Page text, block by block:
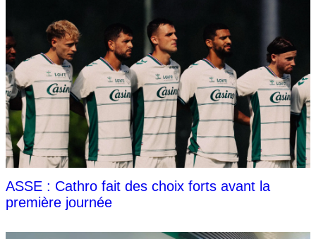
ASSE : Cathro fait des choix forts avant la
première journée